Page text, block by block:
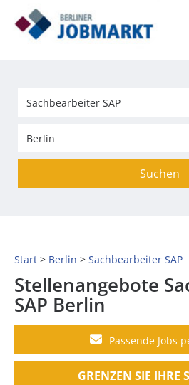
Suchen
Start Berlin Sachbearbeiter SAP
Stellenangebote
SAP Berlin
Passende Jobs
GRENZEN SIE IHRE